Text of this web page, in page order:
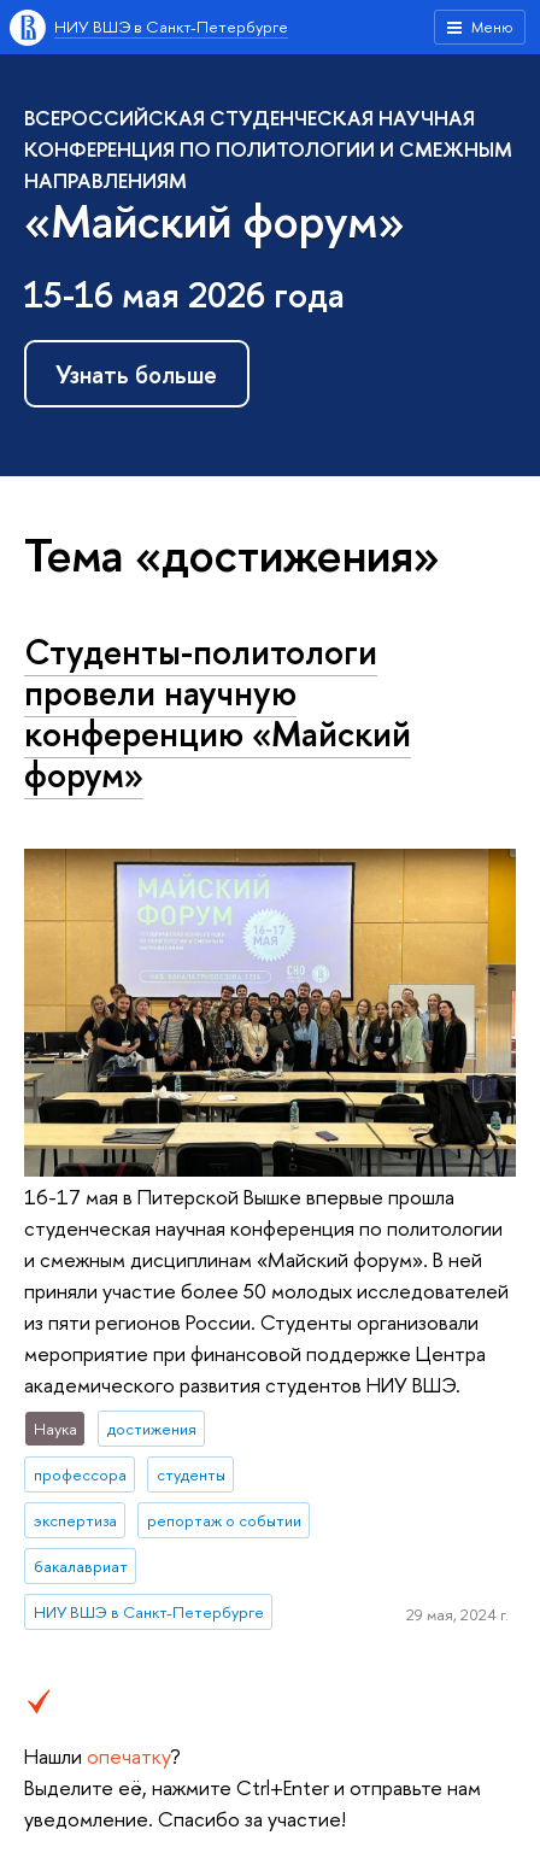
Меню
НИУ ВШЭ в Санкт-Петербурге
ВСЕРОССИЙСКАЯ СТУДЕНЧЕСКАЯ НАУЧНАЯ
КОНФЕРЕНЦИЯ ПО ПОЛИТОЛОГИИ И СМЕЖНЫМ
НАПРАВЛЕНИЯМ
«Майский форум»
15-16 мая 2026 года
Узнать больше
Тема «достижения»
Студенты-политологи
провели научную
конференцию «Майский
форум»
16-17 мая в Питерской Вышке впервые прошла
студенческая научная конференция по политологии
и смежным дисциплинам «Майский форум». В ней
приняли участие более 50 молодых исследователей
из пяти регионов России. Студенты организовали
мероприятие при финансовой поддержке Центра
академического развития студентов НИУ ВШЭ.
Наука достижения
профессора студенты
экспертиза репортаж о событии
бакалавриат
НИУ ВШЭ в Санкт-Петербурге 29 мая, 2024 г.
Нашли опечатку?
Выделите её, нажмите Ctrl+Enter и отправьте нам
уведомление. Спасибо за участие!